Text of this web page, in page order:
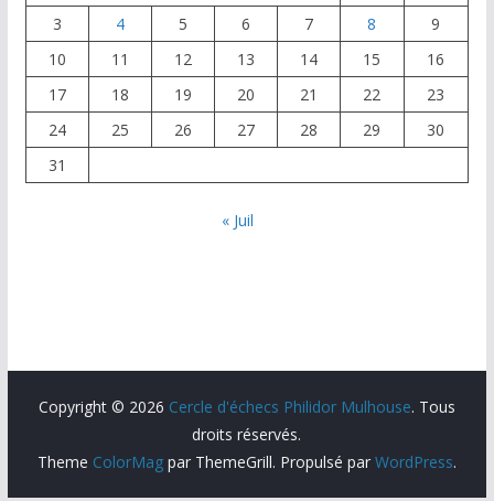
3
4 5 6 7 8
9
10
11 12 13 14 15
16
17
18 19 20 21 22
23
24
25 26 27 28 29
30
31
« Juil
Copyright © 2026 Cercle d'échecs Philidor Mulhouse. Tous
droits réservés.
Theme ColorMagpar ThemeGrill. Propulsé par WordPress.